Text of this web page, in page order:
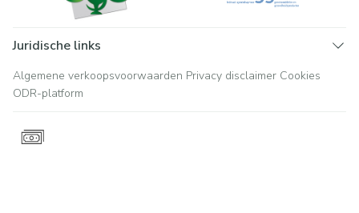
Juridische links
Algemene verkoopsvoorwaarden Privacy disclaimer Cookies
ODR-platform